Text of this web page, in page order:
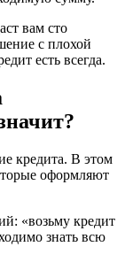
вам сто
с плохой
есть всегда.
кредита. В этом
оформляют
«возьму кредит
знать всю